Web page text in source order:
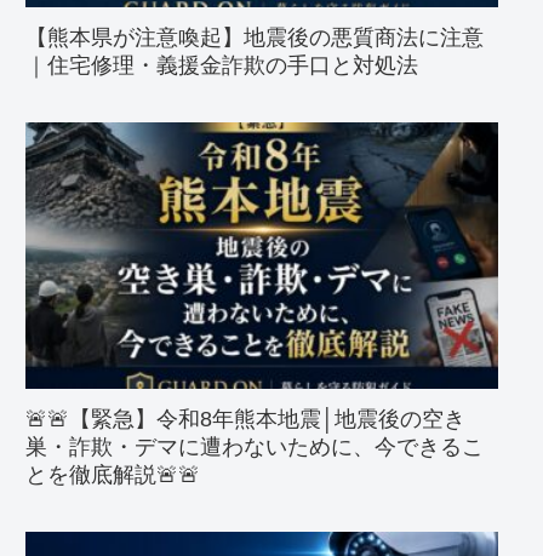
【熊本県が注意喚起】地震後の悪質商法に注意
｜住宅修理・義援金詐欺の手口と対処法
🚨🚨【緊急】令和8年熊本地震│地震後の空き
巣・詐欺・デマに遭わないために、今できるこ
とを徹底解説🚨🚨